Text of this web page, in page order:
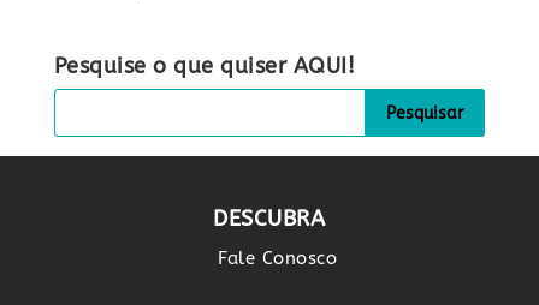
Pesquise o que quiser AQUI!
DESCUBRA
Fale Conosco